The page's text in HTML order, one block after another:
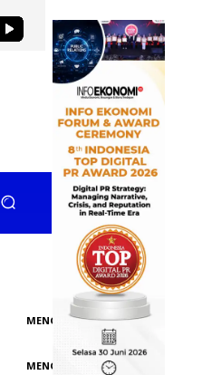
SUKA
MENGIKUTI
MENGIKUTI